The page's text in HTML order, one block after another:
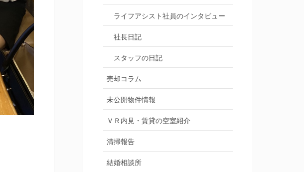
ライフアシスト社員のインタビュー
社長日記
スタッフの日記
売却コラム
未公開物件情報
ＶＲ内見・賃貸の空室紹介
清掃報告
結婚相談所